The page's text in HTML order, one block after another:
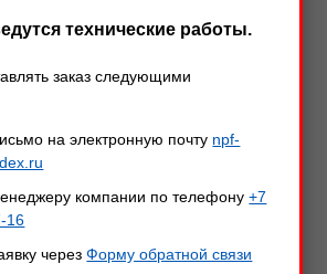
кухонный нож «Шеф №4»
№460 от 13.04.2018
«Японский шеф» — отличное
любите готовить! Данный нож не
благодаря стали AUS 8 нарезку
технические работы.
заказ следующими
на электронную почту npf-
компании по телефону+7
16
черезФорму обратной связи